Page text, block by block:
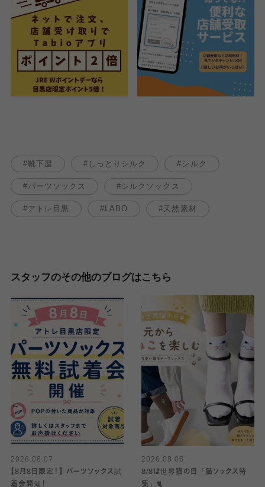
靴下屋 しっとりシルク シルク
パーツソックス シルクソックス
アトレ目黒 LABO 天然素材
スタッフのその他のブログはこちら
2026.08.07
【8月8日限定！】 パーツソックス試
着会開催！
2026.08.06
8/8は世界猫の日『猫ソックス特
集』🐈